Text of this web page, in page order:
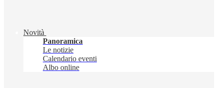
Novità
Panoramica
Le notizie
Calendario eventi
Albo online